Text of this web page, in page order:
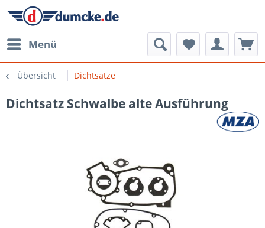
Menü
Übersicht Dichtsätze
Dichtsatz Schwalbe alte Ausführung